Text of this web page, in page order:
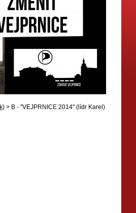
> B - "VEJPRNICE 2014" (lídr Karel)